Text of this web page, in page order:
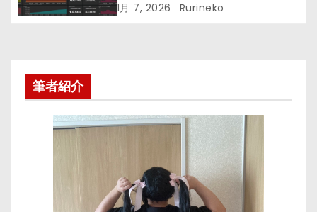
1月 7, 2026 Rurineko
筆者紹介